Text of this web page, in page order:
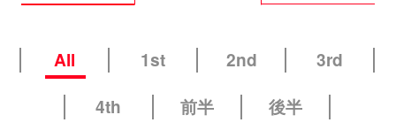
All 1st 2nd
3rd
4th
前半 後半